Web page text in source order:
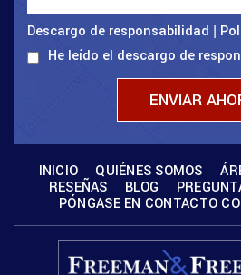
Descargo de responsabilidad
He leído el descargo de
INICIO QUIÉNES SOMOS
RESEÑAS
BLOG
PÓNGASE EN CONTACTO